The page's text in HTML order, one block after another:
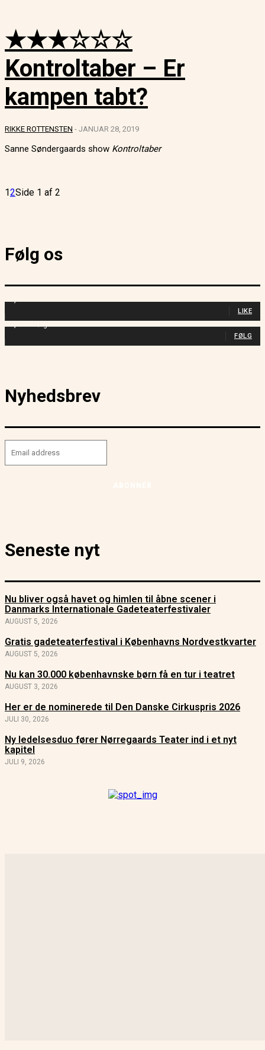
★★★☆☆☆
Kontroltaber – Er
kampen tabt?
RIKKE ROTTENSTEN - JANUAR 28, 2019
Sanne Søndergaards show Kontroltaber
12Side 1 af 2
Følg os
LIKE
FØLG
Nyhedsbrev
Seneste nyt
Nu bliver også havet og himlen til åbne scener i
Danmarks Internationale Gadeteaterfestivaler
AUGUST 5, 2026
Gratis gadeteaterfestival i Københavns Nordvestkvarter
AUGUST 5, 2026
Nu kan 30.000 københavnske børn få en tur i teatret
AUGUST 3, 2026
Her er de nominerede til Den Danske Cirkuspris 2026
JULI 30, 2026
Ny ledelsesduo fører Nørregaards Teater ind i et nyt
kapitel
JULI 9, 2026